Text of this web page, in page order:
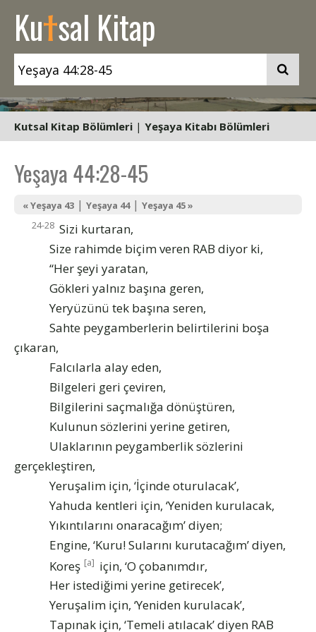
Kutsal Kitap
Kutsal Kitap Bölümleri | Yeşaya Kitabı Bölümleri
Yeşaya 44:28-45
« Yeşaya 43 | Yeşaya 44| Yeşaya 45 »
24-28 Sizi kurtaran,
Size rahimde biçim veren RAB diyor ki,
“Her şeyi yaratan,
Gökleri yalnız başına geren,
Yeryüzünü tek başına seren,
Sahte peygamberlerin belirtilerini boşa
çıkaran,
Falcılarla alay eden,
Bilgeleri geri çeviren,
Bilgilerini saçmalığa dönüştüren,
Kulunun sözlerini yerine getiren,
Ulaklarının peygamberlik sözlerini
gerçekleştiren,
Yeruşalim için, ‘İçinde oturulacak’,
Yahuda kentleri için, ‘Yeniden kurulacak,
Yıkıntılarını onaracağım’ diyen;
Engine, ‘Kuru! Sularını kurutacağım’ diyen,
Koreş [a] için, ‘O çobanımdır,
Her istediğimi yerine getirecek’,
Yeruşalim için, ‘Yeniden kurulacak’,
Tapınak için, ‘Temeli atılacak’ diyen RAB